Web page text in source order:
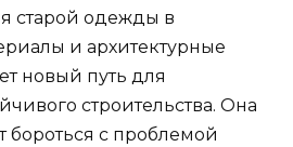
старой одежды в
и архитектурные
новый путь для
строительства. Она
бороться с проблемой